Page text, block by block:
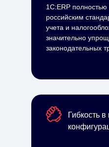
1С:ERP полностью
российским
учета и
значительно
законодательных
Гибкость